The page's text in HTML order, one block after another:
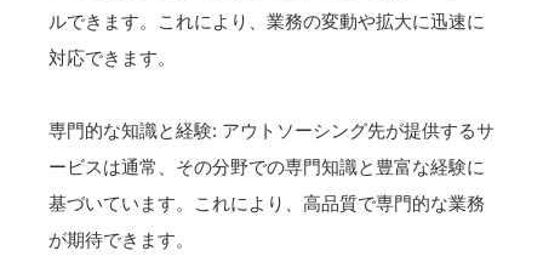
ルできます。これにより、業務の変動や拡大に迅速に
対応できます。
専門的な知識と経験: アウトソーシング先が提供するサ
ービスは通常、その分野での専門知識と豊富な経験に
基づいています。これにより、高品質で専門的な業務
が期待できます。